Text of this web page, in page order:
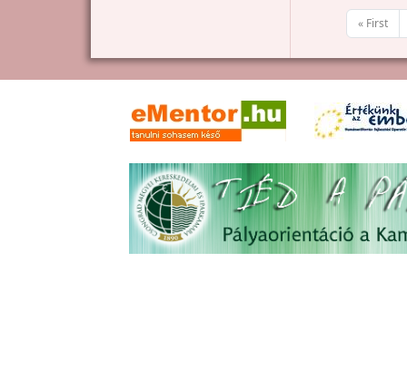
Oldalszámozás
Első oldal
« First